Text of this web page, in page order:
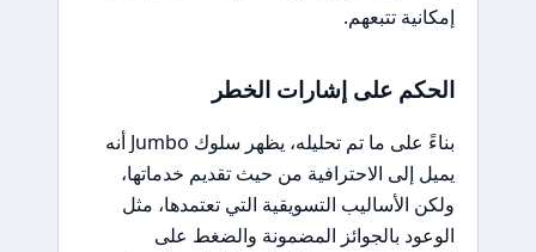
إمكانية تتبعهم.
الحكم على إشارات الخطر
بناءً على ما تم تحليله، يظهر سلوك Jumbo أنه
يميل إلى الاحترافية من حيث تقديم خدماتها،
ولكن الأساليب التسويقية التي تعتمدها، مثل
الوعود بالجوائز المضمونة والضغط على